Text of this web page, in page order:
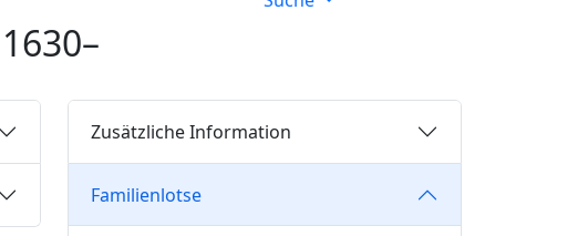
1630–
Zusätzliche Information
Familienlotse